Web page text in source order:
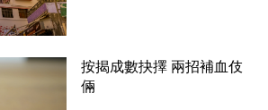
按揭成數抉擇 兩招補血伎
倆